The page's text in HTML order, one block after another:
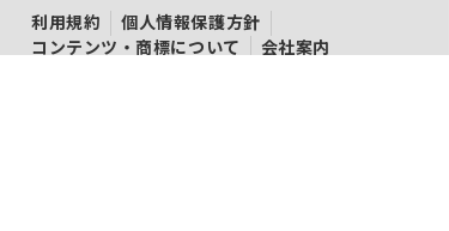
利用規約
個人情報保護方針
コンテンツ・商標について
会社案内